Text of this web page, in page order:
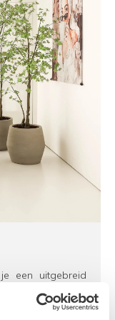
een uitgebreid
grassen,